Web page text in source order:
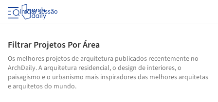
Iniciar sessão
Filtrar Projetos Por Área
Os melhores projetos de arquitetura publicados recentemente no
ArchDaily. A arquitetura residencial, o design de interiores, o
paisagismo e o urbanismo mais inspiradores das melhores arquitetas
e arquitetos do mundo.